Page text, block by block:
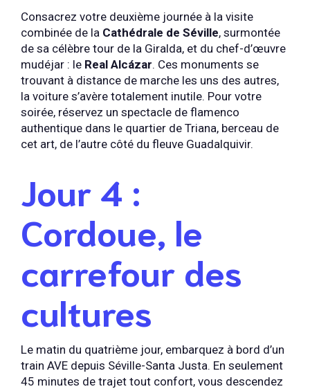
Consacrez votre deuxième journée à la visite
combinée de la Cathédrale de Séville, surmontée
de sa célèbre tour de la Giralda, et du chef-d’œuvre
mudéjar : le Real Alcázar. Ces monuments se
trouvant à distance de marche les uns des autres,
la voiture s’avère totalement inutile. Pour votre
soirée, réservez un spectacle de flamenco
authentique dans le quartier de Triana, berceau de
cet art, de l’autre côté du fleuve Guadalquivir.
Jour 4 :
Cordoue, le
carrefour des
cultures
Le matin du quatrième jour, embarquez à bord d’un
train AVE depuis Séville-Santa Justa. En seulement
45 minutes de trajet tout confort, vous descendez